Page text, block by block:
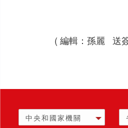
( 編輯：孫麗 送
中央和國家機關